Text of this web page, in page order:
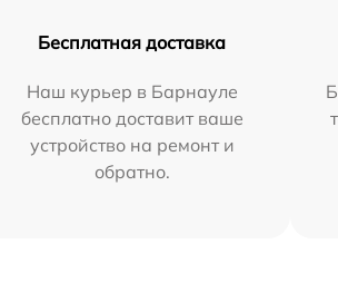
Бесплатная доставка
Наш курьер в Барнауле
бесплатно доставит ваше
устройство на ремонт и
обратно.